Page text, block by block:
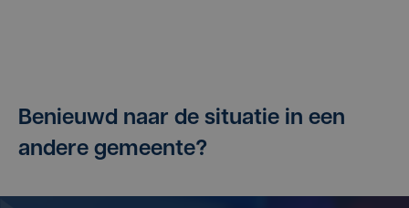
Benieuwd naar de situatie in een
andere gemeente?